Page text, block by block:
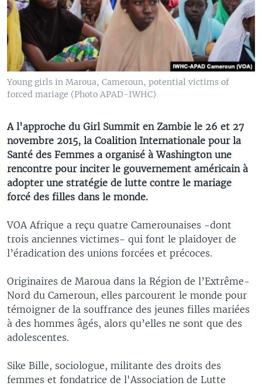
Young girls in Maroua, Cameroun, potential victims of
forced mariage (Photo APAD-IWHC)
A l'approche du Girl Summit en Zambie le 26 et 27
novembre 2015, la Coalition Internationale pour la
Santé des Femmes a organisé à Washington une
rencontre pour inciter le gouvernement américain à
adopter une stratégie de lutte contre le mariage
forcé des filles dans le monde.
VOA Afrique a reçu quatre Camerounaises -dont
trois anciennes victimes- qui font le plaidoyer de
l’éradication des unions forcées et précoces.
Originaires de Maroua dans la Région de l’Extrême-
Nord du Cameroun, elles parcourent le monde pour
témoigner de la souffrance des jeunes filles mariées
à des hommes âgés, alors qu’elles ne sont que des
adolescentes.
Sike Bille, sociologue, militante des droits des
femmes et fondatrice de l'Association de Lutte